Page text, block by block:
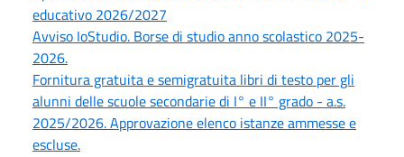
educativo 2026/2027
Avviso IoStudio. Borse di studio anno scolastico 2025-
2026.
Fornitura gratuita e semigratuita libri di testo per gli
alunni delle scuole secondarie di I° e II° grado - a.s.
2025/2026. Approvazione elenco istanze ammesse e
escluse.